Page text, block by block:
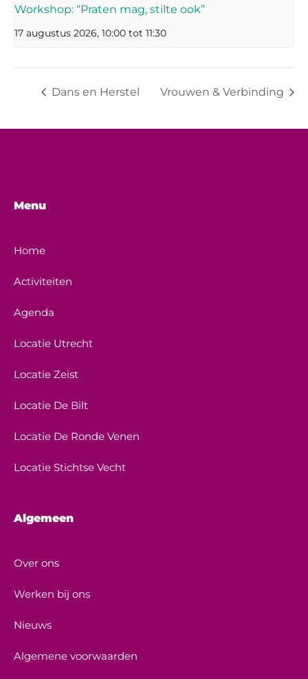
Workshop: “Praten mag, stilte ook”
17 augustus 2026, 10:00 tot 11:30
Dans en Herstel Vrouwen & Verbinding
Menu
Home
Activiteiten
Agenda
Locatie Utrecht
Locatie Zeist
Locatie De Bilt
Locatie De Ronde Venen
Locatie Stichtse Vecht
Algemeen
Over ons
Werken bij ons
Nieuws
Algemene voorwaarden